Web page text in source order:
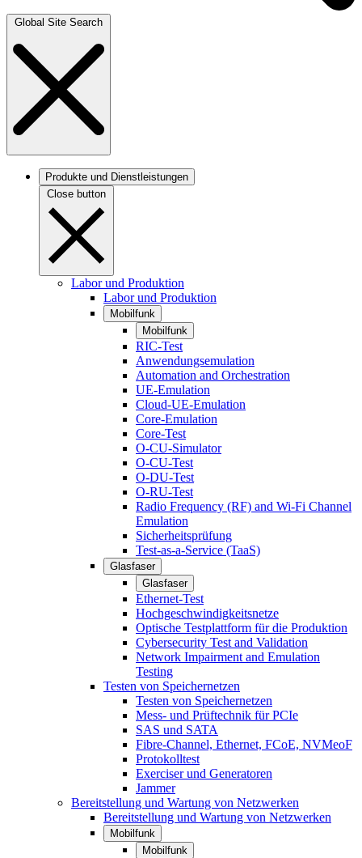
Global Site Search
Produkte und Dienstleistungen
Close button
Labor und Produktion
Labor und Produktion
Mobilfunk
Mobilfunk
RIC-Test
Anwendungsemulation
Automation and Orchestration
UE-Emulation
Cloud-UE-Emulation
Core-Emulation
Core-Test
O-CU-Simulator
O-CU-Test
O-DU-Test
O-RU-Test
Radio Frequency (RF) and Wi-Fi Channel
Emulation
Sicherheitsprüfung
Test-as-a-Service (TaaS)
Glasfaser
Glasfaser
Ethernet-Test
Hochgeschwindigkeitsnetze
Optische Testplattform für die Produktion
Cybersecurity Test and Validation
Network Impairment and Emulation
Testing
Testen von Speichernetzen
Testen von Speichernetzen
Mess- und Prüftechnik für PCIe
SAS und SATA
Fibre-Channel, Ethernet, FCoE, NVMeoF
Protokolltest
Exerciser und Generatoren
Jammer
Bereitstellung und Wartung von Netzwerken
Bereitstellung und Wartung von Netzwerken
Mobilfunk
Mobilfunk